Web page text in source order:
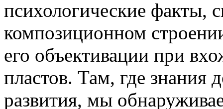
психологические факты,
композиционном
его объективации при
пластов. Там, где знания
развития, мы